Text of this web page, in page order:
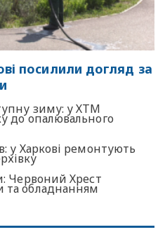
посилили догляд за
зиму: у ХТМ
до опалювального
у Харкові ремонтують
Червоний Хрест
та обладнанням